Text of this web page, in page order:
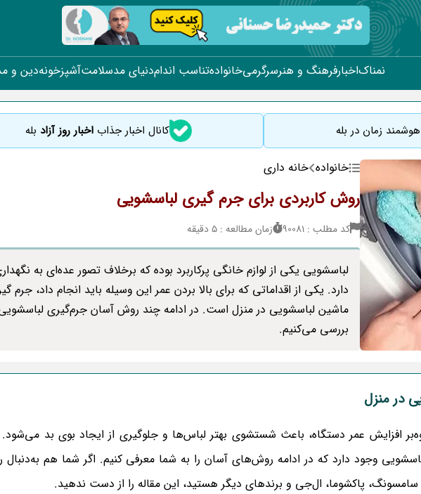
نمناکاخبارفرهنگ و هنرسرگرمیخانوادهتناسب اندامدنیای مدسلامتآشپزخونهدین و
زمان در بله کانال اخبار جذاب اخبار روز آزاد بله
خانواده خانه داری
روش کاربردی برای جرم گیری لباسشویی
کد مطلب : 90081 زمان مطالعه : 5 دقیقه
لباسشویی یکی از لوازم خانگی پرکاربرد بوده که برخلاف تصور عده‌ای به
دارد. یکی از اقداماتی که برای بالا بردن عمر این وسیله باید انجام داد، جرم
ماشین لباسشویی در منزل است. در ادامه چند روش آسان جرم‌گیری
بررسی می‌کنیم.
در منزل
افزایش عمر دستگاه، باعث شستشوی بهتر لباس‌ها و جلوگیری از ایجاد بوی بد
وجود دارد که در ادامه روش‌های آسان را به شما معرفی کنیم. اگر شما هم
پاکشوما، ال‌جی و برندهای دیگر هستید، این مقاله را از دست ندهید.